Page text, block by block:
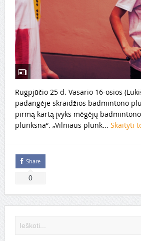
Rugpjūčio 25 d. Vasario 16-osios
padangėje skraidžios badmintono
pirmą kartą įvyks mėgėjų
plunksna“. „Vilniaus plunk... Skaityti
Share
0